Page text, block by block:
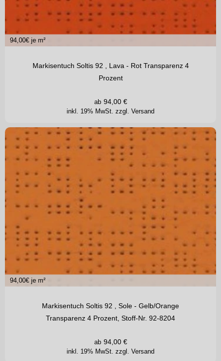
94,00€ je m²
Markisentuch Soltis 92 , Lava - Rot Transparenz 4
Prozent
inkl. 19% MwSt. zzgl. Versand
ab 94,00€
94,00€ je m²
Markisentuch Soltis 92 , Sole - Gelb/Orange
Transparenz 4 Prozent, Stoff-Nr. 92-8204
inkl. 19% MwSt. zzgl. Versand
ab 94,00€